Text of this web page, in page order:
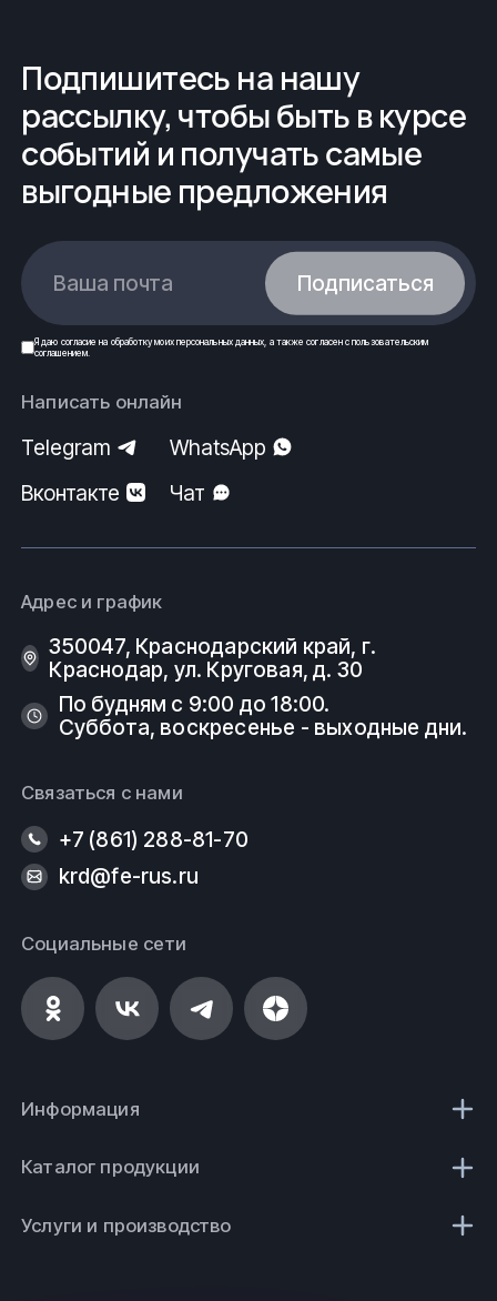
Подпишитесь на нашу
рассылку, чтобы быть в курсе
событий и получать самые
выгодные предложения
Ваша почта Подписаться
Я даю согласие на обработку моих персональных данных , а также согласен спользовательским
соглашением.
Написать онлайн
Telegram
WhatsApp
Вконтакте
Чат
Адрес и график
350047, Краснодарский край, г.
Краснодар, ул. Круговая, д. 30
По будням с 9:00 до 18:00.
Суббота, воскресенье - выходные дни.
Связаться с нами
+7 (861) 288-81-70
krd@fe-rus.ru
Социальные сети
Информация
Каталог продукции
Услуги и производство